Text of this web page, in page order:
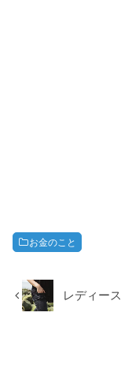
お金のこと
レディー